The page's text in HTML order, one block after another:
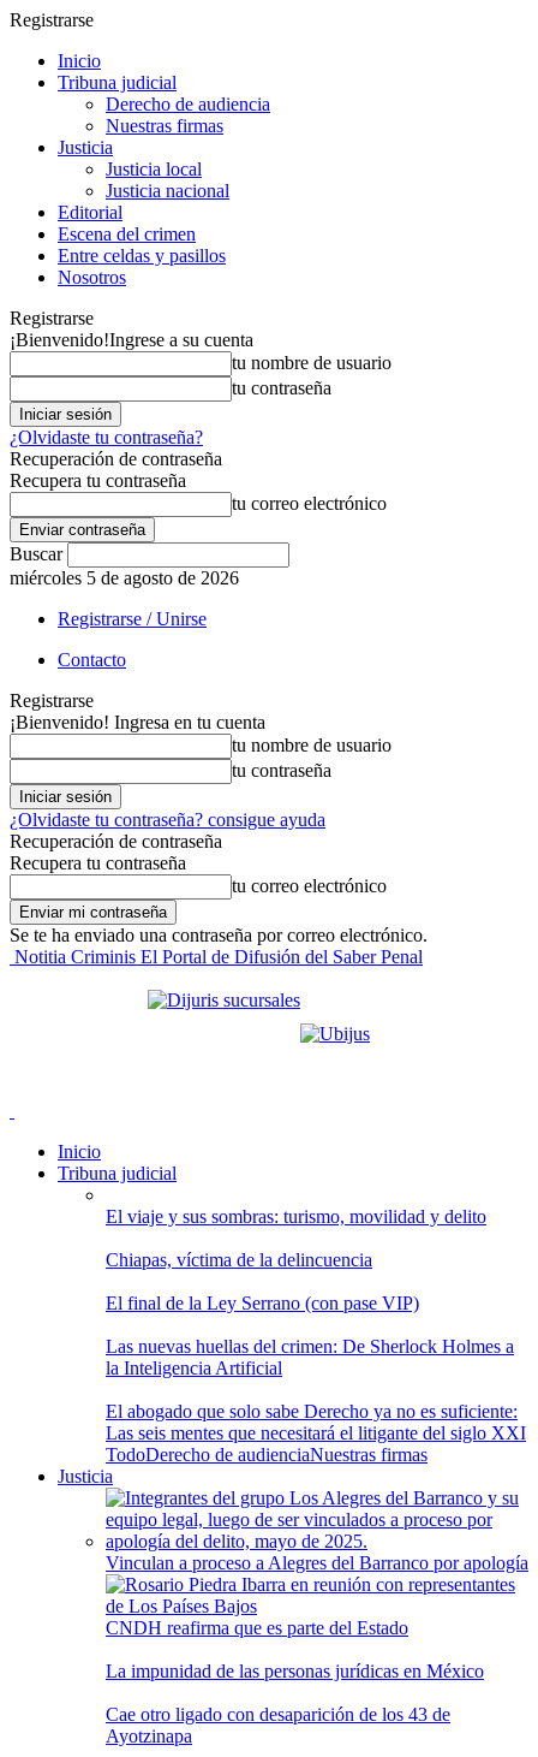
Registrarse
Inicio
Tribuna judicial
Derecho de audiencia
Nuestras firmas
Justicia
Justicia local
Justicia nacional
Editorial
Escena del crimen
Entre celdas y pasillos
Nosotros
Registrarse
¡Bienvenido!Ingrese a su cuenta
tu nombre de usuario
tu contraseña
¿Olvidaste tu contraseña?
Recuperación de contraseña
Recupera tu contraseña
tu correo electrónico
Buscar
miércoles 5 de agosto de 2026
Registrarse / Unirse
Contacto
Registrarse
¡Bienvenido! Ingresa en tu cuenta
tu nombre de usuario
tu contraseña
¿Olvidaste tu contraseña? consigue ayuda
Recuperación de contraseña
Recupera tu contraseña
tu correo electrónico
Se te ha enviado una contraseña por correo electrónico.
Notitia Criminis El Portal de Difusión del Saber Penal
Inicio
Tribuna judicial
El viaje y sus sombras: turismo, movilidad y delito
Chiapas, víctima de la delincuencia
El final de la Ley Serrano (con pase VIP)
Las nuevas huellas del crimen: De Sherlock Holmes a
la Inteligencia Artificial
El abogado que solo sabe Derecho ya no es suficiente:
Las seis mentes que necesitará el litigante del siglo XXI
TodoDerecho de audienciaNuestras firmas
Justicia
Vinculan a proceso a Alegres del Barranco por apología
CNDH reafirma que es parte del Estado
La impunidad de las personas jurídicas en México
Cae otro ligado con desaparición de los 43 de
Ayotzinapa